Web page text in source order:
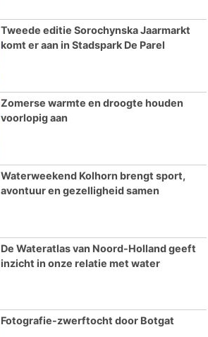
Tweede editie Sorochynska Jaarmarkt
komt er aan in Stadspark De Parel
Zomerse warmte en droogte houden
voorlopig aan
Waterweekend Kolhorn brengt sport,
avontuur en gezelligheid samen
De Wateratlas van Noord-Holland geeft
inzicht in onze relatie met water
Fotografie-zwerftocht door Botgat